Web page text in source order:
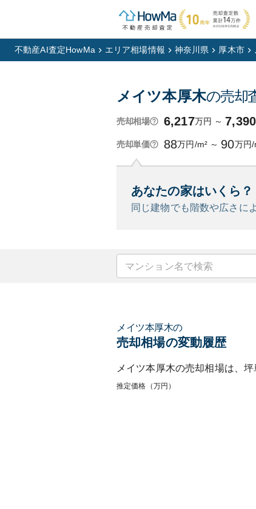
不動産AI査定HowMa エリア相場情報 神奈川県 厚木市
メイツ本厚木の売却
売却相場 6,217万円 ～ 7,390
売却単価 88万円/m² ～ 90万円/
あなたの家はいくら？
同じ建物でも階数や広さに
メイツ本厚木の
売却相場の変動履歴
メイツ本厚木の売却相場は、坪
推定価格（万円）